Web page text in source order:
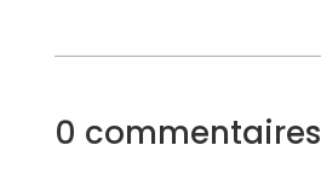
0 commentaires